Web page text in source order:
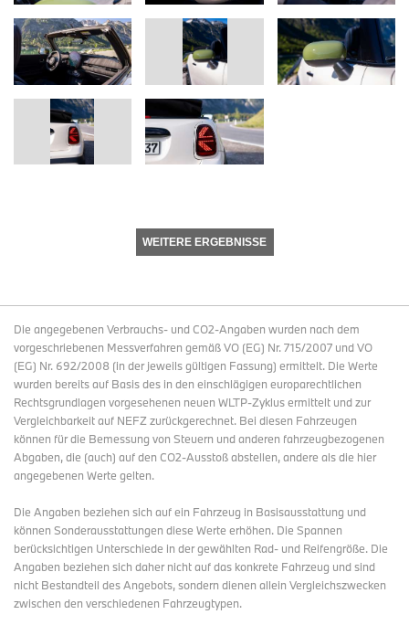
WEITERE ERGEBNISSE
Die angegebenen Verbrauchs- und CO2-Angaben wurden nach dem
vorgeschriebenen Messverfahren gemäß VO (EG) Nr. 715/2007 und VO
(EG) Nr. 692/2008 (in der jeweils gültigen Fassung) ermittelt. Die Werte
wurden bereits auf Basis des in den einschlägigen europarechtlichen
Rechtsgrundlagen vorgesehenen neuen WLTP-Zyklus ermittelt und zur
Vergleichbarkeit auf NEFZ zurückgerechnet. Bei diesen Fahrzeugen
können für die Bemessung von Steuern und anderen fahrzeugbezogenen
Abgaben, die (auch) auf den CO2-Ausstoß abstellen, andere als die hier
angegebenen Werte gelten.
Die Angaben beziehen sich auf ein Fahrzeug in Basisausstattung und
können Sonderausstattungen diese Werte erhöhen. Die Spannen
berücksichtigen Unterschiede in der gewählten Rad- und Reifengröße. Die
Angaben beziehen sich daher nicht auf das konkrete Fahrzeug und sind
nicht Bestandteil des Angebots, sondern dienen allein Vergleichszwecken
zwischen den verschiedenen Fahrzeugtypen.